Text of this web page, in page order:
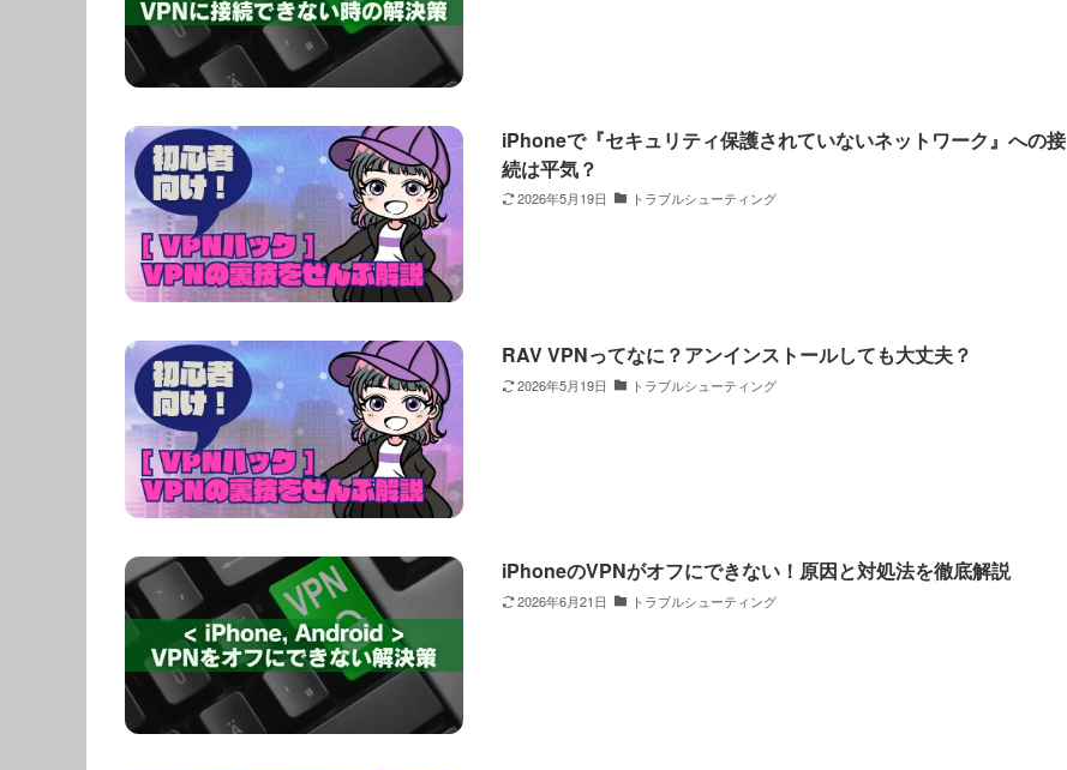
iPhoneで『セキュリティ保護されていないネットワーク』への接
続は平気？
2026年5月19日 トラブルシューティング
RAV VPNってなに？アンインストールしても大丈夫？
2026年5月19日 トラブルシューティング
iPhoneのVPNがオフにできない！原因と対処法を徹底解説
2026年6月21日 トラブルシューティング